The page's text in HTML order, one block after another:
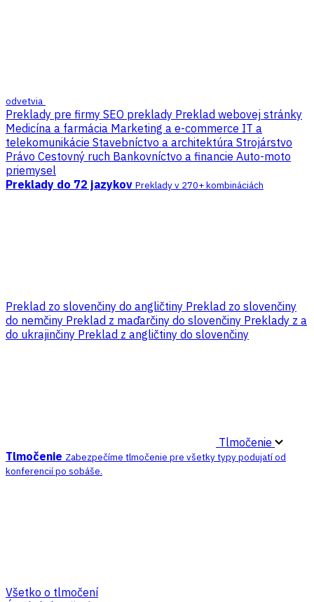
odvetvia
Preklady pre firmy SEO preklady Preklad webovej stránky
Medicína a farmácia Marketing a e-commerce IT a
telekomunikácie Stavebníctvo a architektúra Strojárstvo
Právo Cestovný ruch Bankovníctvo a financie Auto-moto
priemysel
Preklady do 72 jazykov Preklady v 270+ kombináciách
Preklad zo slovenčiny do angličtiny Preklad zo slovenčiny
do nemčiny Preklad z maďarčiny do slovenčiny Preklady z a
do ukrajinčiny Preklad z angličtiny do slovenčiny
Tlmočenie
Tlmočenie Zabezpečíme tlmočenie pre všetky typy podujatí od
konferencií po sobáše.
Všetko o tlmočení